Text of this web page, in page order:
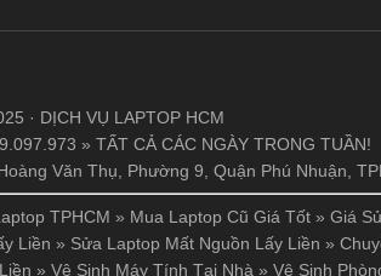
· DỊCH VỤ LAPTOP HCM
» TẤT CẢ CÁC NGÀY TRONG TUẦN!
Văn Thụ, Phường 9, Quận Phú Nhuận,
TPHCM » Mua Laptop Cũ Giá Tốt » Giá
Liền » Sửa Laptop Mất Nguồn Lấy Liền »
» Vệ Sinh Máy Tính Tại Nhà » Vệ Sinh